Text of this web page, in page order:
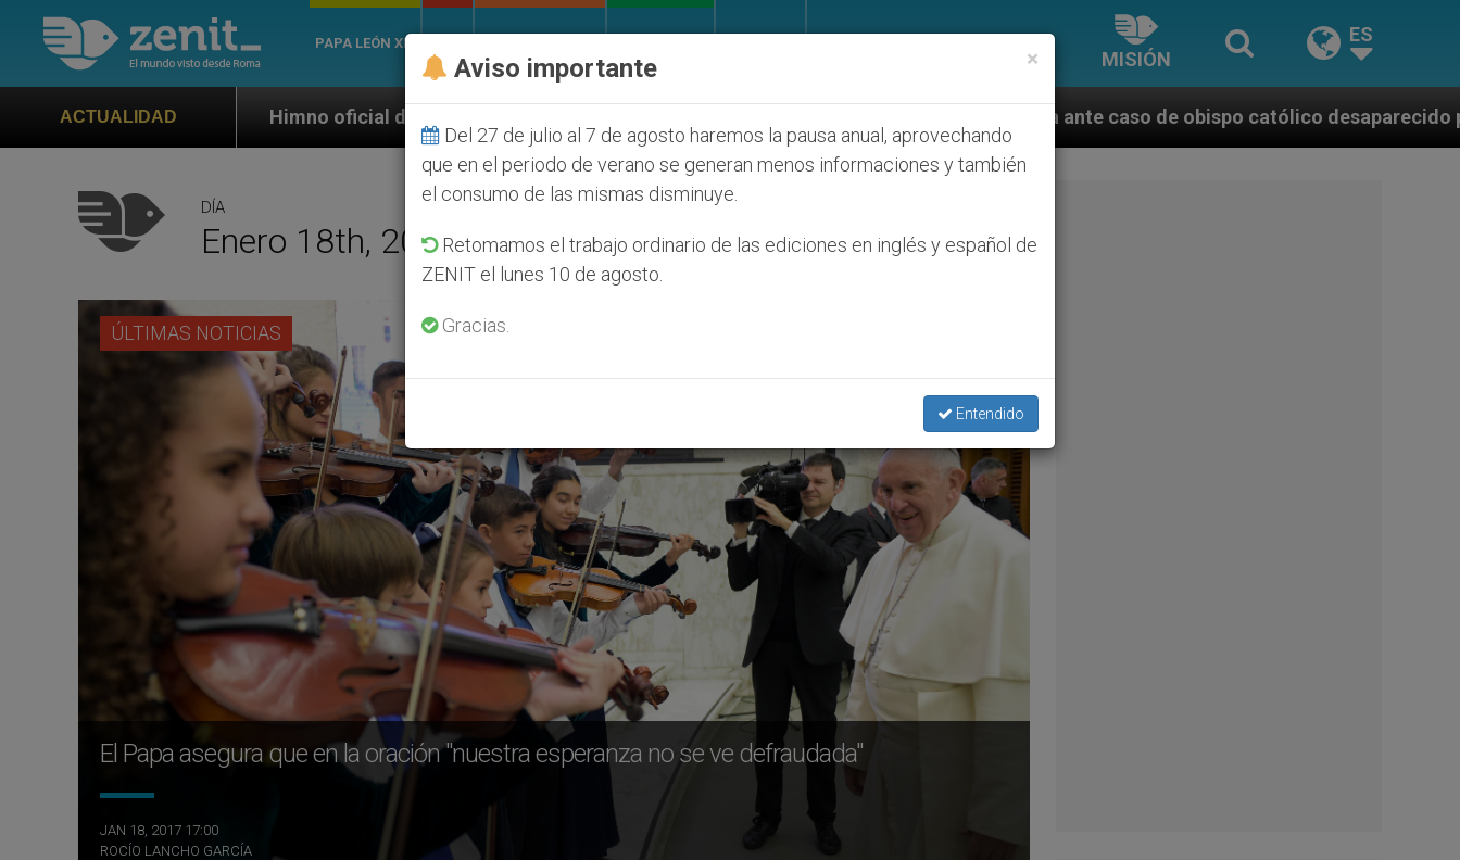
PAPA LEÓN XIV
MISIÓN
ES
ACTUALIDAD
Himno oficial de la Jornada Mundial de la Juventud Seúl 2027 ONU se pronuncia ante caso de obispo católico desaparecido por la dictadura
DÍA
Enero 18th, 2017
ÚLTIMAS NOTICIAS
El Papa asegura que en la oración "nuestra esperanza no se ve defraudada"
JAN 18, 2017 17:00
ROCÍO LANCHO GARCÍA
×
Aviso importante
Del 27 de julio al 7 de agosto haremos la pausa anual, aprovechando
que en el periodo de verano se generan menos informaciones y también
el consumo de las mismas disminuye.
Retomamos el trabajo ordinario de las ediciones en inglés y español de
ZENIT el lunes 10 de agosto.
Gracias.
Entendido